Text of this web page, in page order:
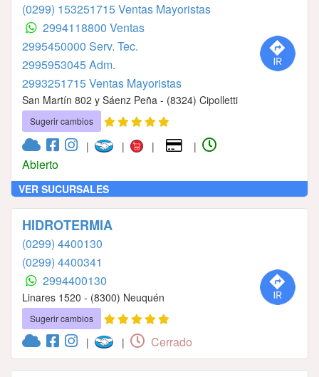
(0299) 153251715 Ventas Mayoristas
2994118800 Ventas
2995450000 Serv. Tec.
2995953045 Adm.
2993251715 Ventas Mayoristas
San Martín 802 y Sáenz Peña - (8324) Cipolletti
Sugerir cambios
| | | |
Abierto
VER SUCURSALES
HIDROTERMIA
(0299) 4400130
(0299) 4400341
2994400130
Linares 1520 - (8300) Neuquén
Sugerir cambios
| | Cerrado